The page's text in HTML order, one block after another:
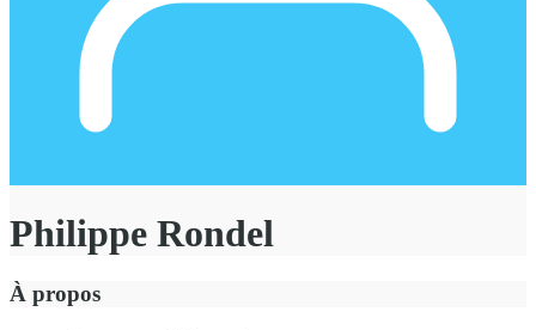
Philippe Rondel
À propos